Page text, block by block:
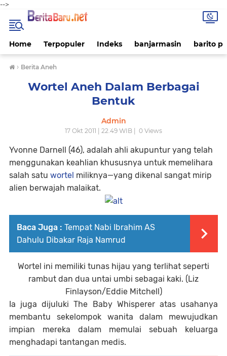
-->
Home Terpopuler Indeks banjarmasin barito
› Berita Aneh
Wortel Aneh Dalam Berbagai
Bentuk
Admin
17 Okt 2011 | 22.49 WIB | 0 Views
Yvonne Darnell (46), adalah ahli akupuntur yang telah
menggunakan keahlian khususnya untuk memelihara
salah satu wortel miliknya—yang dikenal sangat mirip
alien berwajah malaikat.
Baca Juga : Tempat Nabi Ibrahim AS
Dahulu Dibakar Raja Namrud
Wortel ini memiliki tunas hijau yang terlihat seperti
rambut dan dua untai umbi sebagai kaki. (Liz
Finlayson/Eddie Mitchell)
Ia juga dijuluki The Baby Whisperer atas usahanya
membantu sekelompok wanita dalam mewujudkan
impian mereka dalam memulai sebuah keluarga
menghadapi tantangan medis.